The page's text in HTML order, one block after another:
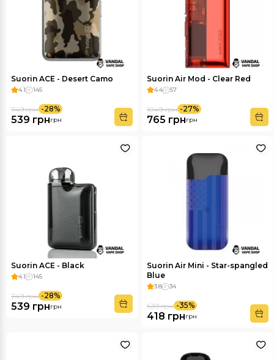
Suorin ACE - Desert Camo
4.1 145
539 грнгрн
749 грн -28%
Suorin Air Mod - Clear Red
4.4 57
765 грнгрн
1049 грн -27%
Suorin ACE - Black
4.1 145
539 грнгрн
749 грн -28%
Suorin Air Mini - Star-spangled
Blue
3.8 34
418 грнгрн
639 грн -35%